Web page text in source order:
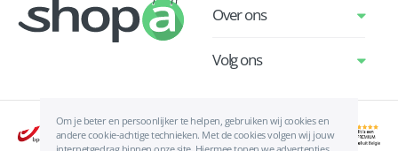
Om je beter en persoonlijker te helpen, gebruiken wij cookies en
andere cookie-achtige technieken. Met de cookies volgen wij jouw
Over ons
Volg ons